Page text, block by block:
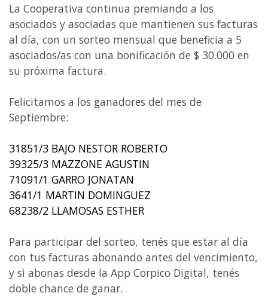
La Cooperativa continua premiando a los
asociados y asociadas que mantienen sus facturas
al día, con un sorteo mensual que beneficia a 5
asociados/as con una bonificación de $ 30.000 en
su próxima factura.
Felicitamos a los ganadores del mes de
Septiembre:
31851/3 BAJO NESTOR ROBERTO
39325/3 MAZZONE AGUSTIN
71091/1 GARRO JONATAN
3641/1 MARTIN DOMINGUEZ
68238/2 LLAMOSAS ESTHER
Para participar del sorteo, tenés que estar al día
con tus facturas abonando antes del vencimiento,
y si abonas desde la App Corpico Digital, tenés
doble chance de ganar.